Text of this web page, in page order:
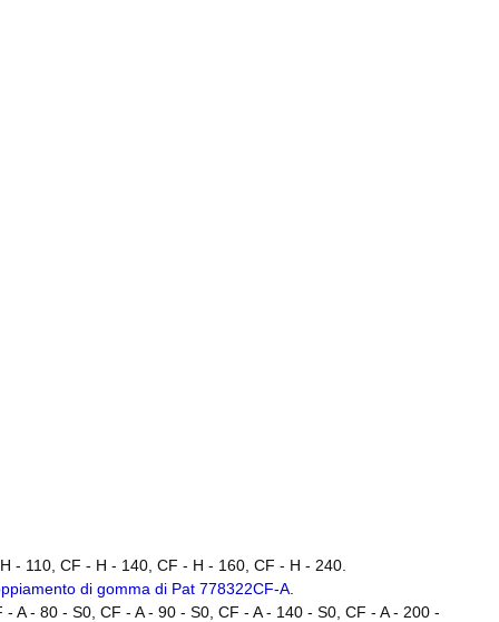
- 110, CF - H - 140, CF - H - 160, CF - H - 240.
di gomma di Pat 778322CF-A
A - 80 - S0, CF - A - 90 - S0, CF - A - 140 - S0, CF - A - 200 -